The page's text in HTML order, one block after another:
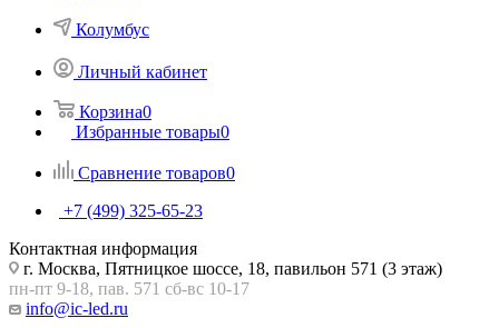
Колумбус
Личный кабинет
Корзина0
Избранные товары0
Сравнение товаров0
+7 (499) 325-65-23
Контактная информация
г. Москва, Пятницкое шоссе, 18, павильон 571 (3 этаж)
пн-пт 9-18, пав. 571 сб-вс 10-17
info@ic-led.ru